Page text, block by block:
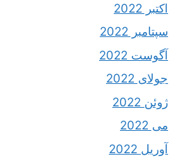
اکتبر 2022
سپتامبر 2022
آگوست 2022
جولای 2022
ژوئن 2022
می 2022
آوریل 2022